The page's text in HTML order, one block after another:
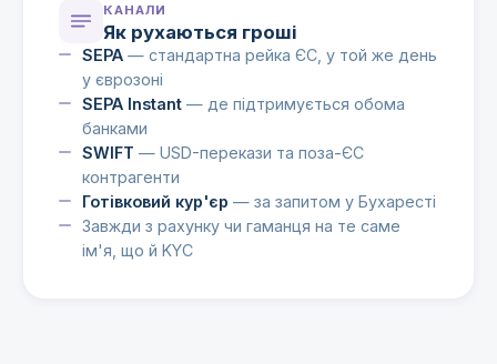
КАНАЛИ
Як рухаються гроші
SEPA— стандартна рейка ЄС, у той же день
у єврозоні
SEPA Instant— де підтримується обома
банками
SWIFT — USD-перекази та поза-ЄС
контрагенти
Готівковий кур'єр — за запитом у Бухаресті
Завжди з рахунку чи гаманця на те саме
ім'я, що й KYC